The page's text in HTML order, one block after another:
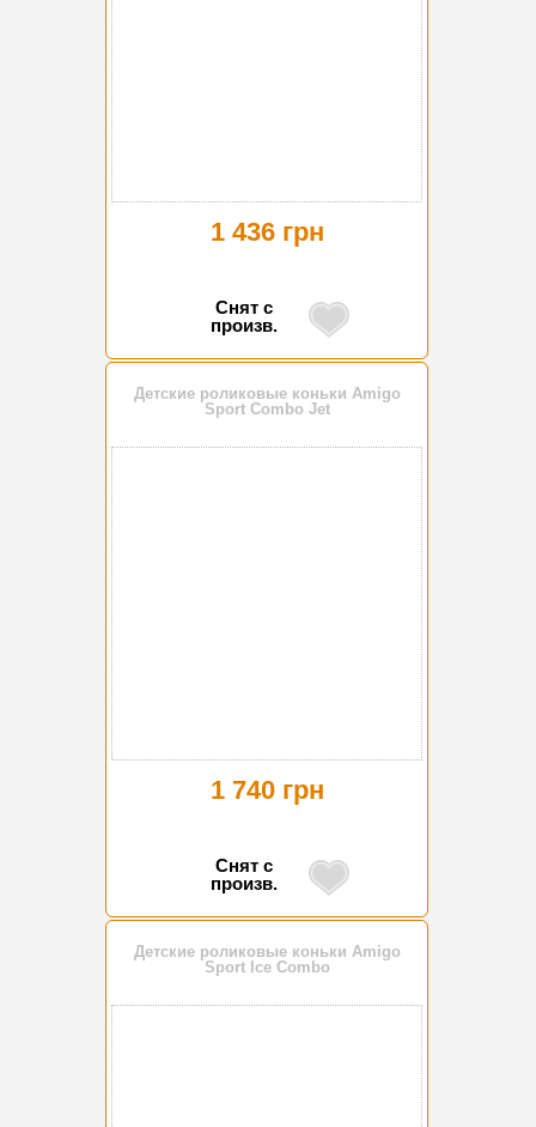
1 436 грн
Снят с
произв.
Детские роликовые коньки Amigo
Sport Combo Jet
1 740 грн
Снят с
произв.
Детские роликовые коньки Amigo
Sport Ice Combo